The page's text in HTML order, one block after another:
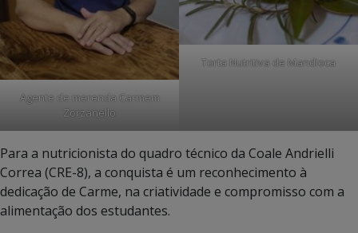
Agente de merenda Carmem
Zorzanello
Torta Nutritiva de Mandioca
Para a nutricionista do quadro técnico da Coale Andrielli
Correa (CRE-8), a conquista é um reconhecimento à
dedicação de Carme, na criatividade e compromisso com a
alimentação dos estudantes.